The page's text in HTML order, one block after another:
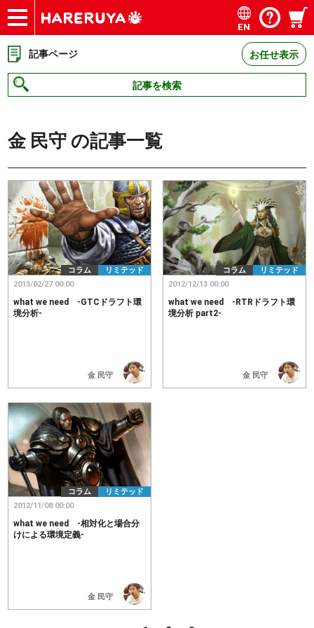
ショップ
買取
記事
デッキ検索
デッキ構築
選手一覧
店舗一覧
イベント
お問い合わせ
EN
記事ページ お任せ表示
記事を検索
金 民守 の記事一覧
コラム リミテッド
金 民守
what we need -GTCドラフト環
境分析-
2013/02/27 00:00
コラム リミテッド
金 民守
what we need -RTRドラフト環
境分析 part2-
2012/12/13 00:00
コラム リミテッド
金 民守
what we need -相対化と場合分
けによる環境定義-
2012/11/08 00:00